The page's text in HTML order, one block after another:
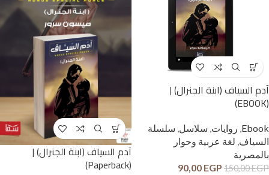
آدم السياف (ابنة الجنرال) |
(EBOOK)
Ebook
, روايات, سلاسل, سلسلة
السياف, لغة عربية وحوار
بالمصرية
150,00EGP
90,00 EGP
آدم السياف (ابنة الجنرال) |
(Paperback)